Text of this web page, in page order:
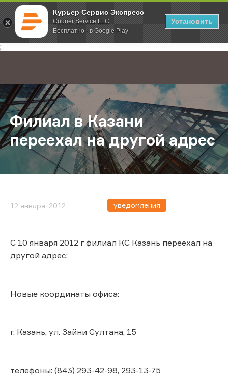
Курьер Сервис Экспресс
Courier Service LLC
Бесплатно - в Google Play
Установить
;
Главная О компании Новости Филиал в Казани переехал на
Филиал в Казани
переехал на другой адрес
12 января, 2012 уведомления
С 10 января 2012 г филиал КС Казань переехал на
другой адрес:
Новые координаты офиса:
г. Казань, ул. Зайни Султана, 15
телефоны: (843) 293-42-98, 293-13-75